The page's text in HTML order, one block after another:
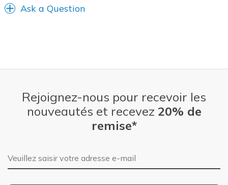
Ask a Question
Rejoignez-nous pour recevoir les
nouveautés et recevez 20% de
remise*
Adresse e-mail